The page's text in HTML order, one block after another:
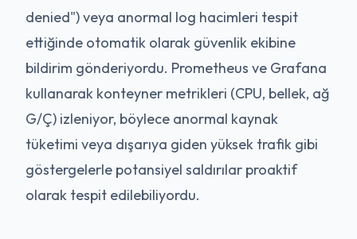
denied") veya anormal log hacimleri tespit
ettiğinde otomatik olarak güvenlik ekibine
bildirim gönderiyordu. Prometheus ve Grafana
kullanarak konteyner metrikleri (CPU, bellek, ağ
G/Ç) izleniyor, böylece anormal kaynak
tüketimi veya dışarıya giden yüksek trafik gibi
göstergelerle potansiyel saldırılar proaktif
olarak tespit edilebiliyordu.